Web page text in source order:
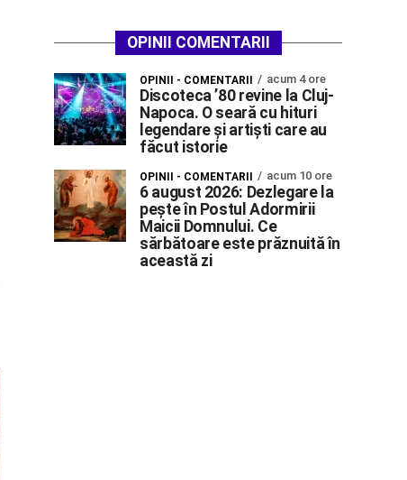
OPINII COMENTARII
OPINII - COMENTARII acum 4 ore
Discoteca ’80 revine la Cluj-
Napoca. O seară cu hituri
legendare și artiști care au
făcut istorie
OPINII - COMENTARII acum 10 ore
6 august 2026: Dezlegare la
pește în Postul Adormirii
Maicii Domnului. Ce
sărbătoare este prăznuită în
această zi